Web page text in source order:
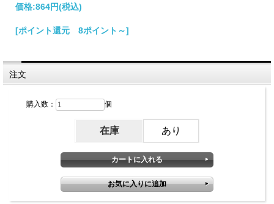
価格:864円(税込)
[ポイント還元 8ポイント～]
注文
購入数： 個
在庫 あり